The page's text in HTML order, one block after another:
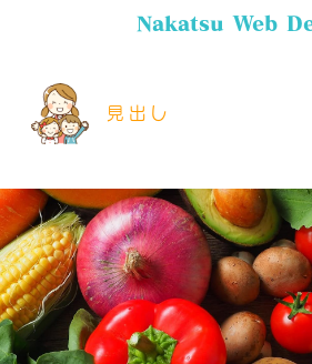
Nakatsu Web
見出し